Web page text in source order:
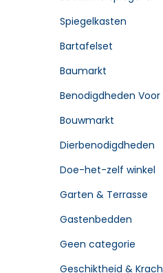
Spiegelkasten
Bartafelset
Baumarkt
Benodigdheden Voor
Bouwmarkt
Dierbenodigdheden
Doe-het-zelf winkel
Garten & Terrasse
Gastenbedden
Geen categorie
Geschiktheid &